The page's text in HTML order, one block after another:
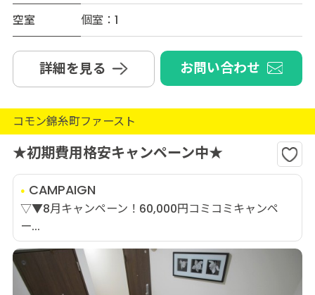
空室
個室：1
詳細を見る お問い合わせ
コモン錦糸町ファースト
★初期費用格安キャンペーン中★
CAMPAIGN
▽▼8月キャンペーン！60,000円コミコミキャンペ
ー...